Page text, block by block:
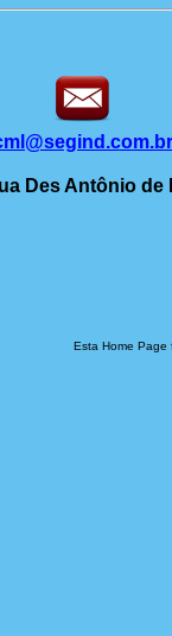
Des Antônio de
Esta Home Page